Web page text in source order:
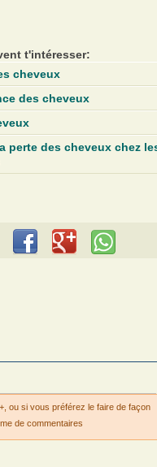
t'intéresser:
cheveux
des cheveux
perte des cheveux chez
ou si vous préférez le faire de façon
de commentaires